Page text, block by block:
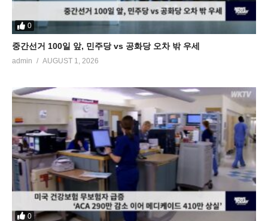
0
중간선거 100일 앞, 민주당 vs 공화당 오차 밖 우세
admin AUGUST 1, 2026
0